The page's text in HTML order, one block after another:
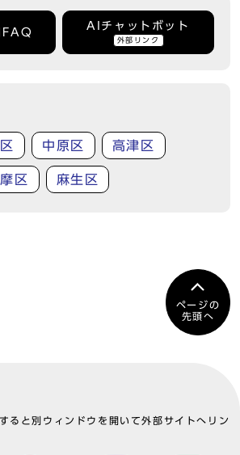
FAQ
AIチャットボット
外部リンク
中原区 高津区
区 麻生区
ページの
先頭へ
ると別ウィンドウを開いて外部サイトへリン